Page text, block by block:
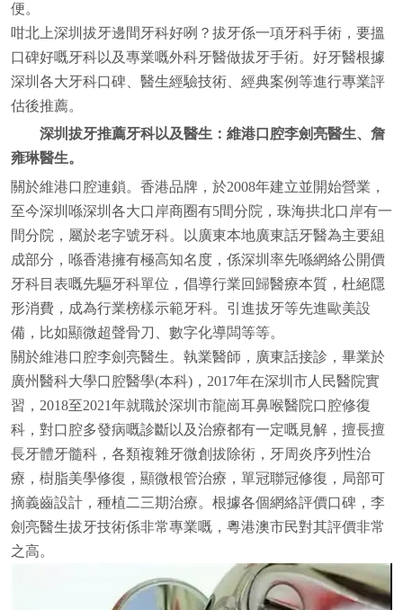
便。
咁北上深圳拔牙邊間牙科好咧？拔牙係一項牙科手術，要搵
口碑好嘅牙科以及專業嘅外科牙醫做拔牙手術。好牙醫根據
深圳各大牙科口碑、醫生經驗技術、經典案例等進行專業評
估後推薦。
深圳拔牙推薦牙科以及醫生：維港口腔李劍亮醫生、詹
雍琳醫生。
關於維港口腔連鎖。香港品牌，於2008年建立並開始營業，
至今深圳喺深圳各大口岸商圈有5間分院，珠海拱北口岸有一
間分院，屬於老字號牙科。以廣東本地廣東話牙醫為主要組
成部分，喺香港擁有極高知名度，係深圳率先喺網絡公開價
牙科目表嘅先驅牙科單位，倡導行業回歸醫療本質，杜絕隱
形消費，成為行業榜樣示範牙科。引進拔牙等先進歐美設
備，比如顯微超聲骨刀、數字化導闆等等。
關於維港口腔李劍亮醫生。執業醫師，廣東話接診，畢業於
廣州醫科大學口腔醫學(本科)，2017年在深圳市人民醫院實
習，2018至2021年就職於深圳市龍崗耳鼻喉醫院口腔修復
科，對口腔多發病嘅診斷以及治療都有一定嘅見解，擅長擅
長牙體牙髓科，各類複雜牙微創拔除術，牙周炎序列性治
療，樹脂美學修復，顯微根管治療，單冠聯冠修復，局部可
摘義齒設計，種植二三期治療。根據各個網絡評價口碑，李
劍亮醫生拔牙技術係非常專業嘅，粵港澳市民對其評價非常
之高。